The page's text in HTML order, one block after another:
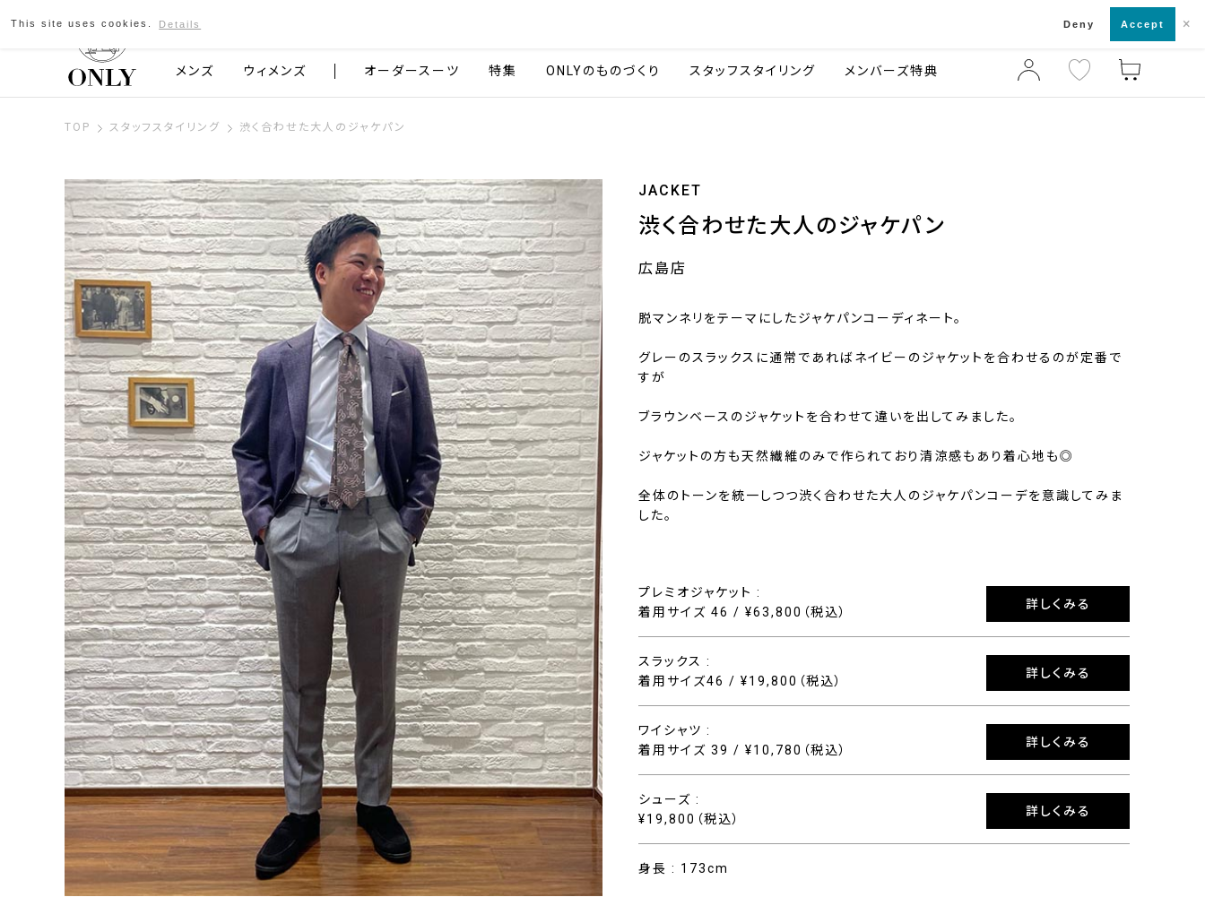
京都発のスーツブランド ONLY 店舗一覧・来店予約
メンズ ウィメンズ オーダースーツ 特集 ONLYのものづくり スタッフスタイリング メンバーズ特典
TOP スタッフスタイリング 渋く合わせた大人のジャケパン
JACKET
渋く合わせた大人のジャケパン
広島店
脱マンネリをテーマにしたジャケパンコーディネート。
グレーのスラックスに通常であればネイビーのジャケットを合わせるのが定番で
すが
ブラウンベースのジャケットを合わせて違いを出してみました。
ジャケットの方も天然繊維のみで作られており清涼感もあり着心地も◎
全体のトーンを統一しつつ渋く合わせた大人のジャケパンコーデを意識してみま
した。
プレミオジャケット :
着用サイズ 46 / ¥63,800（税込）
詳しくみる
スラックス :
着用サイズ46 / ¥19,800（税込）
詳しくみる
ワイシャツ :
着用サイズ 39 / ¥10,780（税込）
詳しくみる
シューズ :
¥19,800（税込）
詳しくみる
身長 : 173cm
This site uses cookies. Details Deny Accept ×